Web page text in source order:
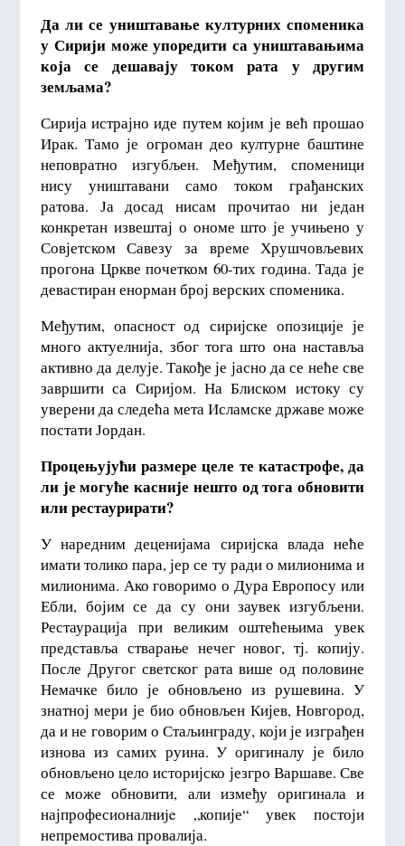
Да ли се уништавање културних споменика
у Сирији може упоредити са уништавањима
која се дешавају током рата у другим
земљама?
Сирија истрајно иде путем којим је већ прошао
Ирак. Тамо је огроман део културне баштине
неповратно изгубљен. Међутим, споменици
нису уништавани само током грађанских
ратова. Ја досад нисам прочитао ни један
конкретан извештај о ономе што је учињено у
Совјетском Савезу за време Хрушчовљевих
прогона Цркве почетком 60-тих година. Тада је
девастиран енорман број верских споменика.
Међутим, опасност од сиријске опозиције је
много актуелнија, због тога што она наставља
активно да делује. Такође је јасно да се неће све
завршити са Сиријом. На Блиском истоку су
уверени да следећа мета Исламске државе може
постати Јордан.
Процењујући размере целе те катастрофе, да
ли је могуће касније нешто од тога обновити
или рестаурирати?
У наредним деценијама сиријска влада неће
имати толико пара, јер се ту ради о милионима и
милионима. Ако говоримо о Дура Европосу или
Ебли, бојим се да су они заувек изгубљени.
Рестаурација при великим оштећењима увек
представља стварање нечег новог, тј. копију.
После Другог светског рата више од половине
Немачке било је обновљено из рушевина. У
знатној мери је био обновљен Кијев, Новгород,
да и не говорим о Стаљинграду, који је изграђен
изнова из самих руина. У оригиналу је било
обновљено цело историјско језгро Варшаве. Све
се може обновити, али између оригинала и
најпрофесионалниje „копије“ увек постоји
непремостива провалија.